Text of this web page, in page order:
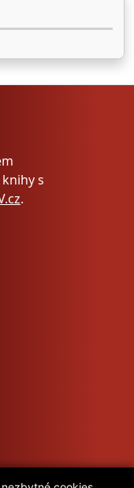
s
.